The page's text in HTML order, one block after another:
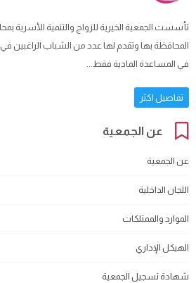
تأسست الجمعية الخيرية للزواج والتنمية الأسرية
المحافظة بها وتقدم لها عدد من الشباب الراغبين
في المساعدة المادية فقط...
تفاصيل اكثر
عن الجمعية
عن الجمعية
اللجان الداخلية
الموارد والممتلكات
الهيكل الإداري
شهادة تسجيل الجمعية